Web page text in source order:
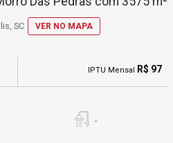
SC VER NO MAPA
IPTU Mensal R$ 97
-